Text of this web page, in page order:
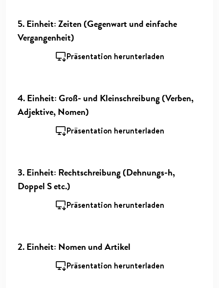
5. Einheit: Zeiten (Gegenwart und einfache
Vergangenheit)
Präsentation herunterladen
4. Einheit: Groß- und Kleinschreibung (Verben,
Adjektive, Nomen)
Präsentation herunterladen
3. Einheit: Rechtschreibung (Dehnungs-h,
Doppel S etc.)
Präsentation herunterladen
2. Einheit: Nomen und Artikel
Präsentation herunterladen